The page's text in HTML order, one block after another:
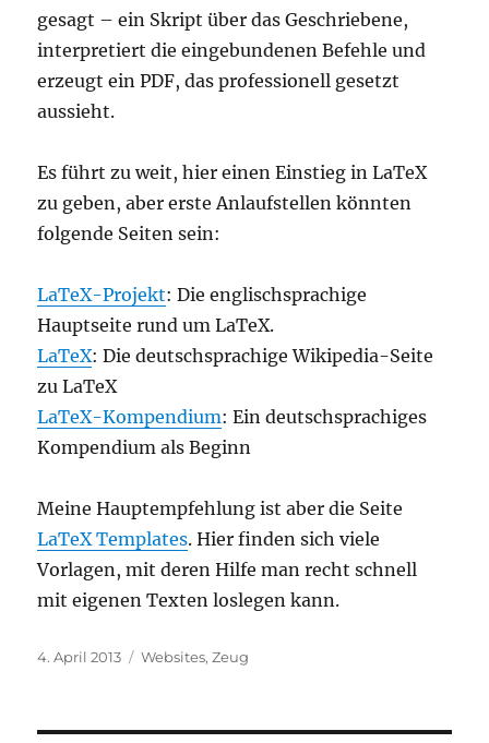
gesagt – ein Skript über das Geschriebene,
interpretiert die eingebundenen Befehle und
erzeugt ein PDF, das professionell gesetzt
aussieht.
Es führt zu weit, hier einen Einstieg in LaTeX
zu geben, aber erste Anlaufstellen könnten
folgende Seiten sein:
LaTeX-Projekt: Die englischsprachige
Hauptseite rund um LaTeX.
LaTeX: Die deutschsprachige Wikipedia-Seite
zu LaTeX
LaTeX-Kompendium: Ein deutschsprachiges
Kompendium als Beginn
Meine Hauptempfehlung ist aber die Seite
LaTeX Templates. Hier finden sich viele
Vorlagen, mit deren Hilfe man recht schnell
mit eigenen Texten loslegen kann.
Veröffentlicht
4. April 2013 Kategorien
Websites,Zeug